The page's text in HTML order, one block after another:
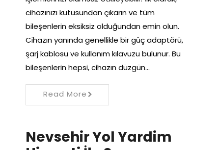
cihazınızı kutusundan çıkarın ve tüm
bileşenlerin eksiksiz olduğundan emin olun.
Cihazın yanında genellikle bir güç adaptörü,
şarj kablosu ve kullanım kılavuzu bulunur. Bu
bileşenlerin hepsi, cihazın düzgün…
Read More
Nevsehir Yol Yardim